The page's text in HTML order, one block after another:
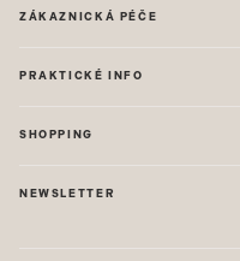
ZÁKAZNICKÁ PÉČE
Časté dotazy
Mapa stránek
PRAKTICKÉ INFO
Prodejna: Uherské Hradiště
Ochrana osobních údajů
SHOPPING
GEL LAKY
NEWSLETTER